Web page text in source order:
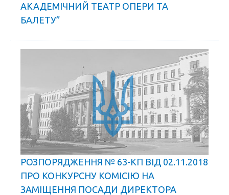
АКАДЕМІЧНИЙ ТЕАТР ОПЕРИ ТА
БАЛЕТУ”
РОЗПОРЯДЖЕННЯ № 63-КП ВІД 02.11.2018
ПРО КОНКУРСНУ КОМІСІЮ НА
ЗАМІЩЕННЯ ПОСАДИ ДИРЕКТОРА